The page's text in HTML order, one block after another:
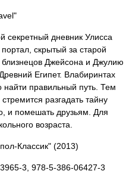
секретный дневник Улисса
скрытый за старой
Джейсона и Джулию
Египет. Влабиринтах
найти правильный путь. Тем
разгадать тайну
и помешать друзьям. Для
возраста.
Классик" (2013)
3, 978-5-386-06427-3